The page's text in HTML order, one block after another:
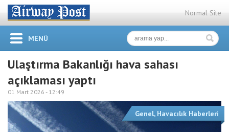
Normal Site
MENÜ
Ulaştırma Bakanlığı hava sahası
açıklaması yaptı
01 Mart 2026 - 12:49
Genel, Havacılık Haberleri